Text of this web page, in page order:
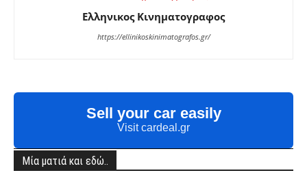
Ελληνικος Κινηματογραφος
https://ellinikoskinimatografos.gr/
Sell your car easily
Visit cardeal.gr
Μία ματιά και εδώ..